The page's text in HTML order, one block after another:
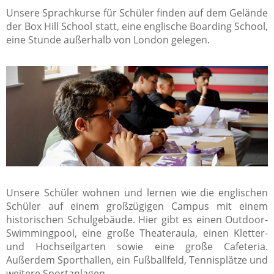
Unsere Sprachkurse für Schüler finden auf dem Gelände
der Box Hill School statt, eine englische Boarding School,
eine Stunde außerhalb von London gelegen.
Unsere Schüler wohnen und lernen wie die englischen
Schüler auf einem großzügigen Campus mit einem
historischen Schulgebäude. Hier gibt es einen Outdoor-
Swimmingpool, eine große Theateraula, einen Kletter-
und Hochseilgarten sowie eine große Cafeteria.
Außerdem Sporthallen, ein Fußballfeld, Tennisplätze und